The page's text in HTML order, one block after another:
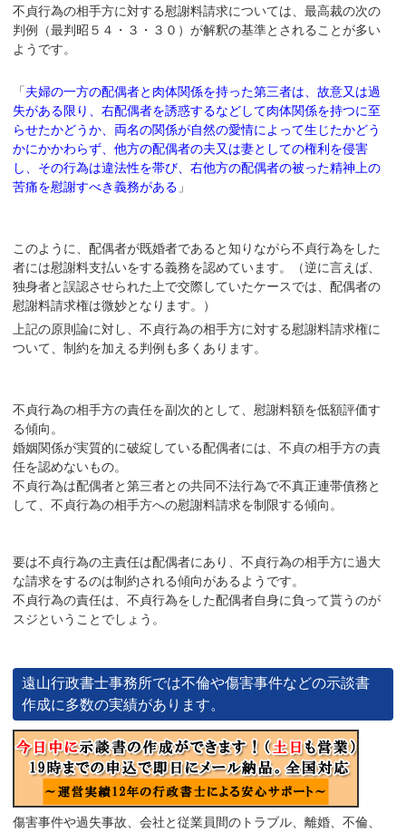
不貞行為の相手方に対する慰謝料請求については、最高裁の次の
判例（最判昭５４・３・３０）が解釈の基準とされることが多い
ようです。
「夫婦の一方の配偶者と肉体関係を持った第三者は、故意又は過
失がある限り、右配偶者を誘惑するなどして肉体関係を持つに至
らせたかどうか、両名の関係が自然の愛情によって生じたかどう
かにかかわらず、他方の配偶者の夫又は妻としての権利を侵害
し、その行為は違法性を帯び、右他方の配偶者の被った精神上の
苦痛を慰謝すべき義務がある 」
このように、配偶者が既婚者であると知りながら不貞行為をした
者には慰謝料支払いをする義務を認めています。（逆に言えば、
独身者と誤認させられた上で交際していたケースでは、配偶者の
慰謝料請求権は微妙となります。）
上記の原則論に対し、不貞行為の相手方に対する慰謝料請求権に
ついて、制約を加える判例も多くあります。
不貞行為の相手方の責任を副次的として、慰謝料額を低額評価す
る傾向。
婚姻関係が実質的に破綻している配偶者には、不貞の相手方の責
任を認めないもの。
不貞行為は配偶者と第三者との共同不法行為で不真正連帯債務と
して、不貞行為の相手方への慰謝料請求を制限する傾向。
要は不貞行為の主責任は配偶者にあり、不貞行為の相手方に過大
な請求をするのは制約される傾向があるようです。
不貞行為の責任は、不貞行為をした配偶者自身に負って貰うのが
スジということでしょう。
遠山行政書士事務所では不倫や傷害事件などの示談書
作成に多数の実績があります。
傷害事件や過失事故、会社と従業員間のトラブル、離婚、不倫、